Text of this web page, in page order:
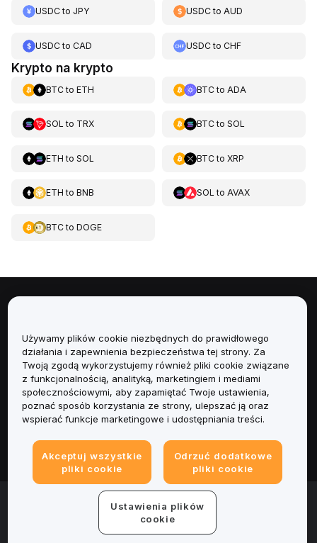
USDCto JPY USDCtoAUD
USDCto CAD USDCtoCHF
Krypto na krypto
BTCto ETH BTCto ADA
SOL to TRX BTCto SOL
ETH to SOL BTCto XRP
ETH to BNB SOL to AVAX
BTCto DOGE
Usługi
Obsługa Klienta
Produkty
Informacje prawne
© 2025-2026 Bybit.eu. All rights reserved.
Warunki świadczenia usług | Polityka Prywatności
firmy (Impressum)
Centrum preferencji plików cookie
Używamy plików cookie niezbędnych do prawidłowego
działania i zapewnienia bezpieczeństwa tej strony. Za
Twoją zgodą wykorzystujemy również pliki cookie związane
z funkcjonalnością, analityką, marketingiem i mediami
społecznościowymi, aby zapamiętać Twoje ustawienia,
poznać sposób korzystania ze strony, ulepszać ją oraz
wspierać funkcje marketingowe i udostępniania treści.
Akceptuj wszystkie
pliki cookie
Odrzuć dodatkowe
pliki cookie
Ustawienia plików
cookie